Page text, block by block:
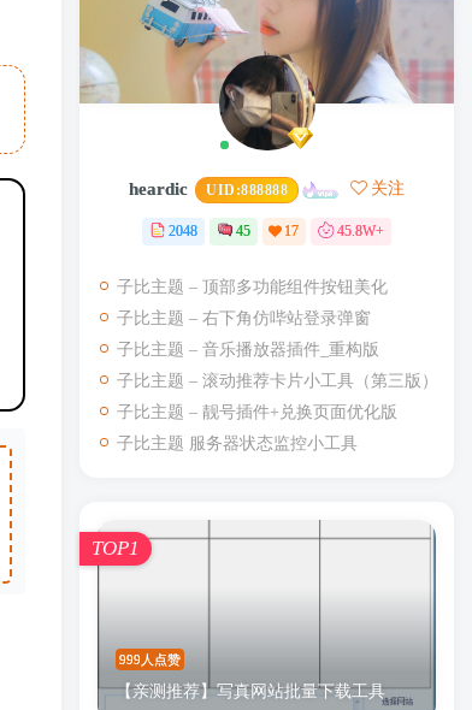
heardic UID:888888 关注
2048 45 17 45.8W+
子比主题 – 顶部多功能组件按钮美化
子比主题 – 右下角仿哔站登录弹窗
子比主题 – 音乐播放器插件_重构版
子比主题 – 滚动推荐卡片小工具（第三版）
子比主题 – 靓号插件+兑换页面优化版
子比主题 服务器状态监控小工具
999人点赞
【亲测推荐】写真网站批量下载工具
TOP1